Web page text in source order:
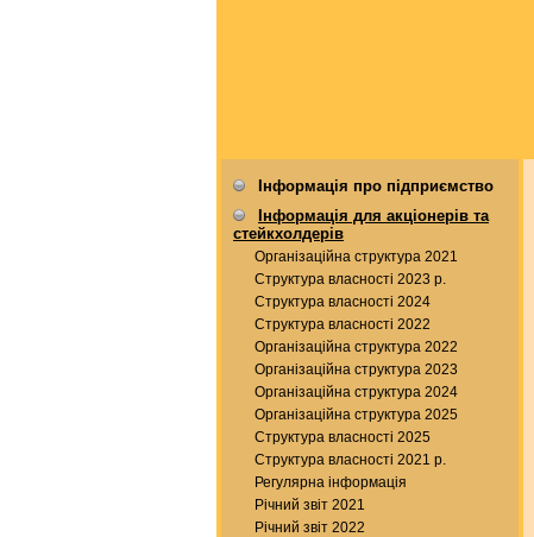
Інформація про підприємство
Інформація для акціонерів та
стейкхолдерів
Організаційна структура 2021
Структура власності 2023 р.
Структура власності 2024
Структура власності 2022
Організаційна структура 2022
Організаційна структура 2023
Організаційна структура 2024
Організаційна структура 2025
Структура власності 2025
Структура власності 2021 р.
Регулярна інформація
Річний звіт 2021
Річний звіт 2022